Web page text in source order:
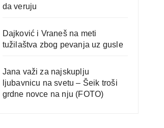
da veruju
Dajković i Vraneš na meti
tužilaštva zbog pevanja uz gusle
Jana važi za najskuplju
ljubavnicu na svetu – Šeik troši
grdne novce na nju (FOTO)